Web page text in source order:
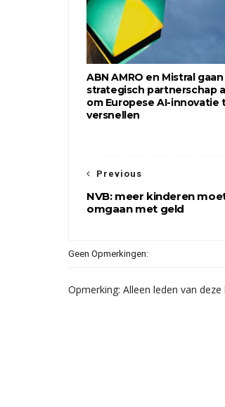
ABN AMRO en Mistral gaan
strategisch partnerschap
om Europese AI-innovatie
versnellen
Previous
NVB: meer kinderen
omgaan met geld
Geen Opmerkingen:
Opmerking: Alleen leden van